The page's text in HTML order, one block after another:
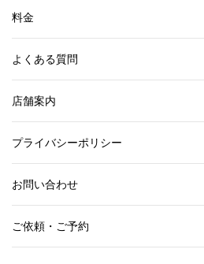
料金
よくある質問
店舗案内
プライバシーポリシー
お問い合わせ
ご依頼・ご予約